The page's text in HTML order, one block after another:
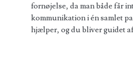
fornøjelse, da man både får
kommunikation i én samlet
hjælper, og du bliver guidet af